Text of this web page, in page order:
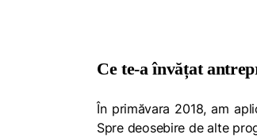
Ce te-a învățat
În primăvara 2018, am
Spre deosebire de alte